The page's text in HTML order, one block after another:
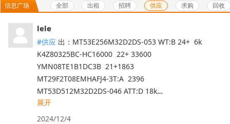
信息广场 全部 出租 招聘 供应 求购 回收
lele
#供应 出：MT53E256M32D2DS-053 WT:B 24+  6k
K4Z80325BC-HC16000  22+ 33600
YMN08TE1B1DC3B  21+1863
MT29F2T08EMHAFJ4-3T:A  2396
SDINBDG4-8G-XI1
K4Z80325BC-HC14  21+16800
展开
2024/12/4